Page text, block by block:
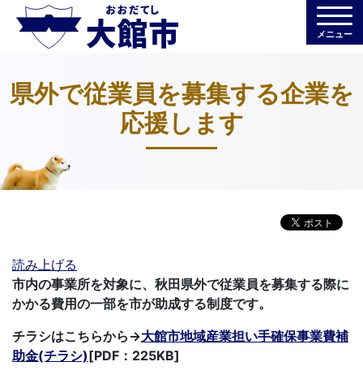
メニュー
県外で従業員を募集する企業を
応援します
読み上げる
市内の事業所を対象に、秋田県外で従業員を募集する際に
かかる費用の一部を市が助成する制度です。
チラシはこちらから→大館市地域産業担い手確保事業費補
助金(チラシ)[PDF：225KB]